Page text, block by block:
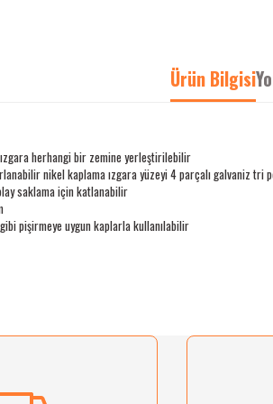
Ürün Bilgisi
herhangi bir zemine yerleştirilebilir
nikel kaplama ızgara yüzeyi 4 parçalı galvaniz tri
saklama için katlanabilir
pişirmeye uygun kaplarla kullanılabilir